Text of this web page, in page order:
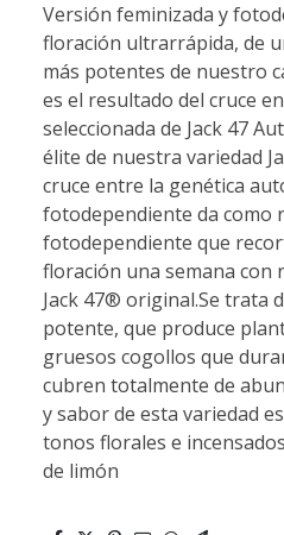
Versión feminizada y
floración ultrarrápida, de
más potentes de nuestro
es el resultado del cruce
seleccionada de Jack 47
élite de nuestra variedad
cruce entre la genética
fotodependiente da como
fotodependiente que
floración una semana con
Jack 47® original.Se trata
potente, que produce
gruesos cogollos que
cubren totalmente de
y sabor de esta variedad
tonos florales e
de limón